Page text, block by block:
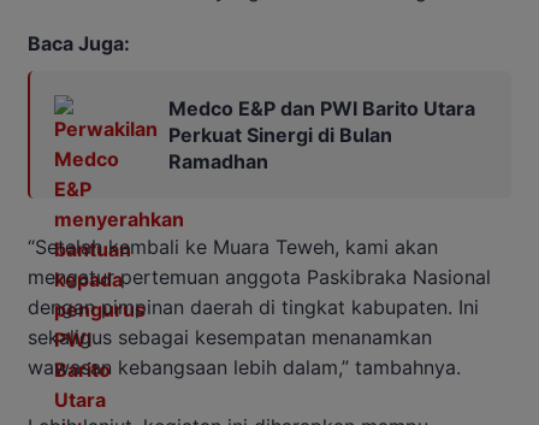
Baca Juga:
Medco E&P dan PWI Barito Utara
Perkuat Sinergi di Bulan
Ramadhan
“Setelah kembali ke Muara Teweh, kami akan
mengatur pertemuan anggota Paskibraka Nasional
dengan pimpinan daerah di tingkat kabupaten. Ini
sekaligus sebagai kesempatan menanamkan
wawasan kebangsaan lebih dalam,” tambahnya.